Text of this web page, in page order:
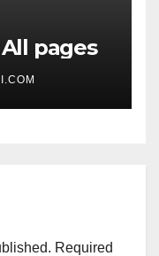
All pages
Required